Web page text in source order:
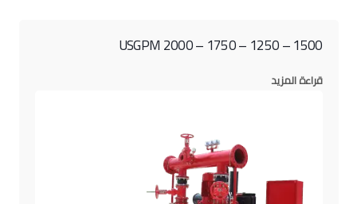
1500 – 1250 – 1750 – 2000 USGPM
قراءة المزيد